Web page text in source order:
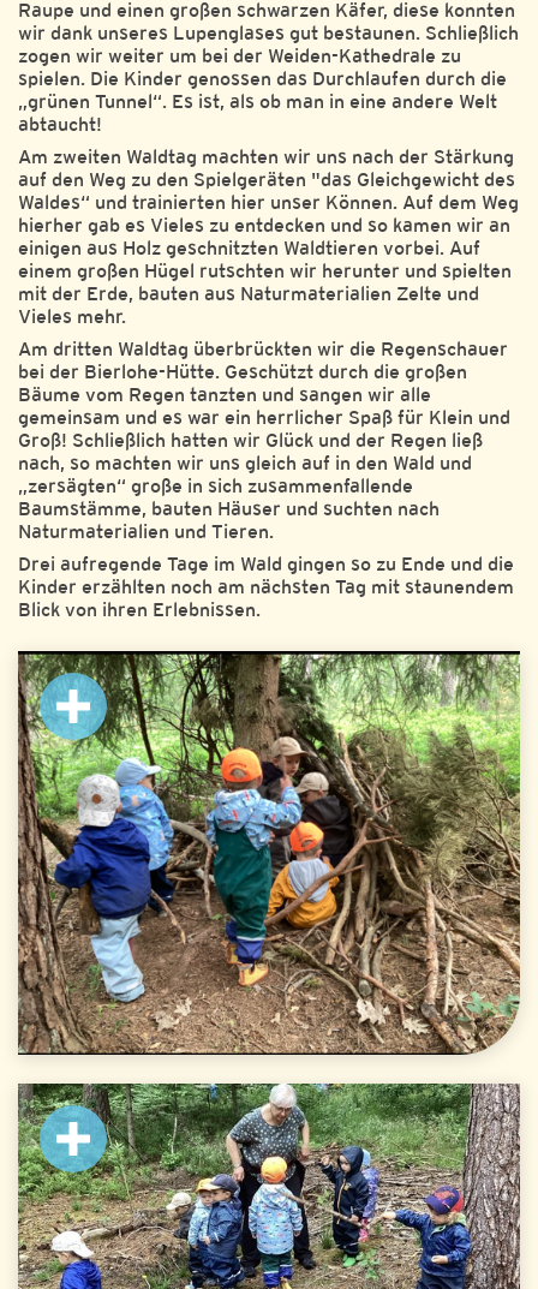
Raupe und einen großen schwarzen Käfer, diese konnten
wir dank unseres Lupenglases gut bestaunen. Schließlich
zogen wir weiter um bei der Weiden-Kathedrale zu
spielen. Die Kinder genossen das Durchlaufen durch die
„grünen Tunnel“. Es ist, als ob man in eine andere Welt
abtaucht!
Am zweiten Waldtag machten wir uns nach der Stärkung
auf den Weg zu den Spielgeräten "das Gleichgewicht des
Waldes“ und trainierten hier unser Können. Auf dem Weg
hierher gab es Vieles zu entdecken und so kamen wir an
einigen aus Holz geschnitzten Waldtieren vorbei. Auf
einem großen Hügel rutschten wir herunter und spielten
mit der Erde, bauten aus Naturmaterialien Zelte und
Vieles mehr.
Am dritten Waldtag überbrückten wir die Regenschauer
bei der Bierlohe-Hütte. Geschützt durch die großen
Bäume vom Regen tanzten und sangen wir alle
gemeinsam und es war ein herrlicher Spaß für Klein und
Groß! Schließlich hatten wir Glück und der Regen ließ
nach, so machten wir uns gleich auf in den Wald und
„zersägten“ große in sich zusammenfallende
Baumstämme, bauten Häuser und suchten nach
Naturmaterialien und Tieren.
Drei aufregende Tage im Wald gingen so zu Ende und die
Kinder erzählten noch am nächsten Tag mit staunendem
Blick von ihren Erlebnissen.